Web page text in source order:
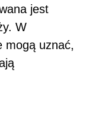
jest
W
mogą uznać,